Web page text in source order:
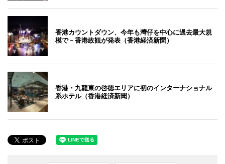
香港カウントダウン、今年も灣仔を中心に過去最大規
模で－香港政観が発表（香港経済新聞）
香港・九龍東の啓徳エリアに初のインターナショナル
系ホテル（香港経済新聞）